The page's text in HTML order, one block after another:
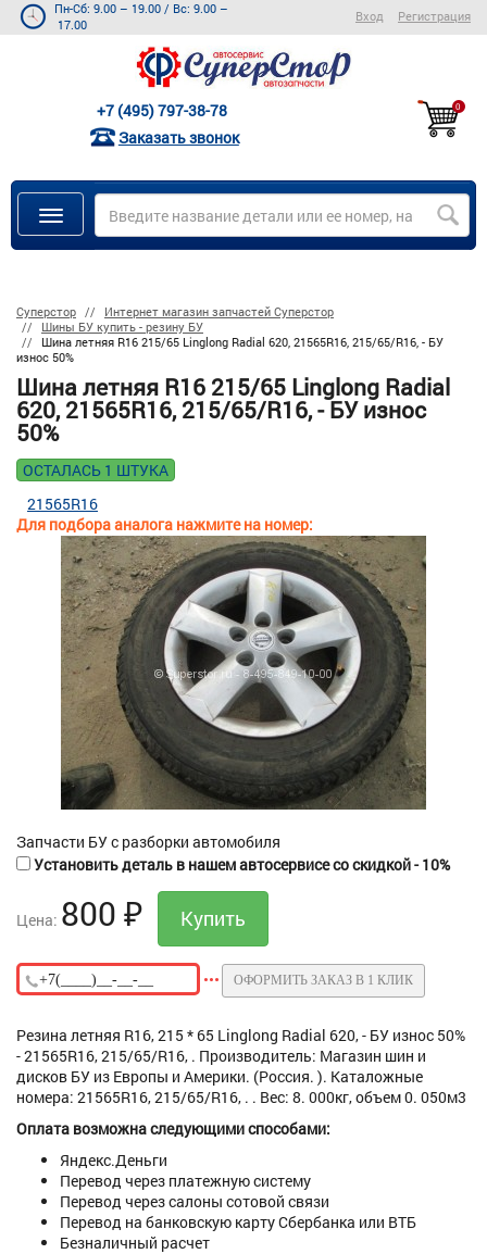
Пн-Сб: 9.00 – 19.00 / Вс: 9.00 –
17.00
Вход Регистрация
+7 (495) 797-38-78
Заказать звонок
0
Суперстор
Интернет магазин запчастей Суперстор
Шины БУ купить - резину БУ
Шина летняя R16 215/65 Linglong Radial 620, 21565R16, 215/65/R16, - БУ
износ 50%
Шина летняя R16 215/65 Linglong Radial
620, 21565R16, 215/65/R16, - БУ износ
50%
ОСТАЛАСЬ 1 ШТУКА
Для подбора аналога нажмите на номер:
21565R16
Запчасти БУ с разборки автомобиля
Установить деталь в нашем автосервисе со скидкой - 10%
Цена: 800 ₽
ОФОРМИТЬ ЗАКАЗ В 1 КЛИК
Резина летняя R16, 215 * 65 Linglong Radial 620, - БУ износ 50%
- 21565R16, 215/65/R16, . Производитель: Магазин шин и
дисков БУ из Европы и Америки. (Россия. ). Каталожные
номера: 21565R16, 215/65/R16, . . Вес: 8. 000кг, объем 0. 050м3
Оплата возможна следующими способами:
Яндекс.Деньги
Перевод через платежную систему
Перевод через салоны сотовой связи
Перевод на банковскую карту Сбербанка или ВТБ
Безналичный расчет